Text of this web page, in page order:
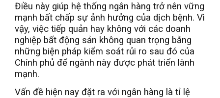
Điều này giúp hệ thống ngân hàng trở nên vững
mạnh bất chấp sự ảnh hưởng của dịch bệnh. Vì
vậy, việc tiếp quản hay không với các doanh
nghiệp bất động sản không quan trọng bằng
những biện pháp kiểm soát rủi ro sau đó của
Chính phủ để ngành này được phát triển lành
mạnh.
Vấn đề hiện nay đặt ra với ngân hàng là tỉ lệ